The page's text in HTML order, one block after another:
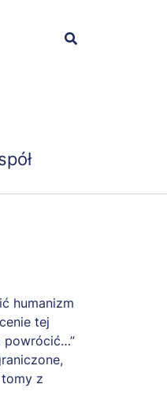
humanizm
tej
powrócić…”
z